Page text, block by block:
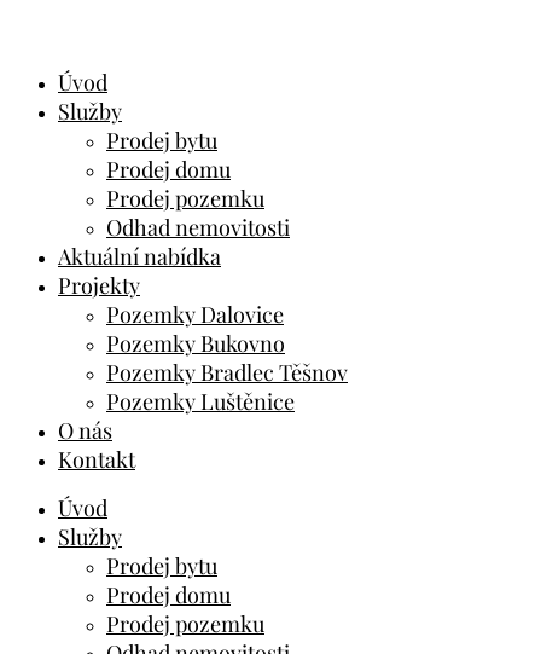
Úvod
Služby
Prodej bytu
Prodej domu
Prodej pozemku
Odhad nemovitosti
Aktuální nabídka
Projekty
Pozemky Dalovice
Pozemky Bukovno
Pozemky Bradlec Těšnov
Pozemky Luštěnice
O nás
Kontakt
Úvod
Služby
Prodej bytu
Prodej domu
Prodej pozemku